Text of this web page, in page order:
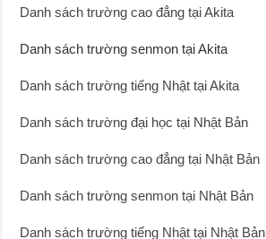
Danh sách trường cao đẳng tại Akita
Danh sách trường senmon tại Akita
Danh sách trường tiếng Nhật tại Akita
Danh sách trường đại học tại Nhật Bản
Danh sách trường cao đẳng tại Nhật Bản
Danh sách trường senmon tại Nhật Bản
Danh sách trường tiếng Nhật tại Nhật Bản